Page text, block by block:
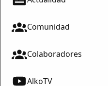
Comunidad
Colaboradores
AlkoTV